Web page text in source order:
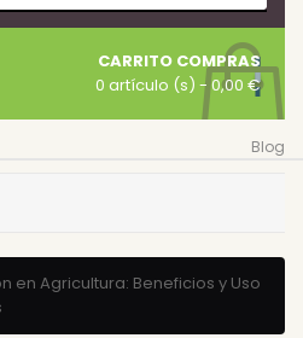
CARRITO COMPRAS
0 artículo (s) - 0,00 €
Blog
en Agricultura: Beneficios y Uso